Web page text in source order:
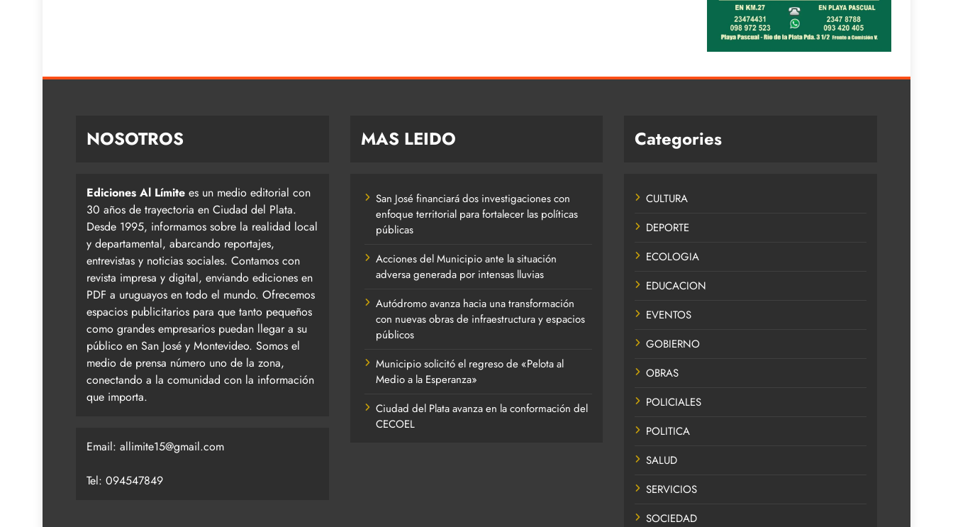
NOSOTROS
Ediciones Al Límite es un medio editorial con
30 años de trayectoria en Ciudad del Plata.
Desde 1995, informamos sobre la realidad local
y departamental, abarcando reportajes,
entrevistas y noticias sociales. Contamos con
revista impresa y digital, enviando ediciones en
PDF a uruguayos en todo el mundo. Ofrecemos
espacios publicitarios para que tanto pequeños
como grandes empresarios puedan llegar a su
público en San José y Montevideo. Somos el
medio de prensa número uno de la zona,
conectando a la comunidad con la información
que importa.
Email: allimite15@gmail.com
Tel: 094547849
MAS LEIDO
San José financiará dos investigaciones con
enfoque territorial para fortalecer las políticas
públicas
Acciones del Municipio ante la situación
adversa generada por intensas lluvias
Autódromo avanza hacia una transformación
con nuevas obras de infraestructura y espacios
públicos
Municipio solicitó el regreso de «Pelota al
Medio a la Esperanza»
Ciudad del Plata avanza en la conformación del
CECOEL
Categories
CULTURA
DEPORTE
ECOLOGIA
EDUCACION
EVENTOS
GOBIERNO
OBRAS
POLICIALES
POLITICA
SALUD
SERVICIOS
SOCIEDAD